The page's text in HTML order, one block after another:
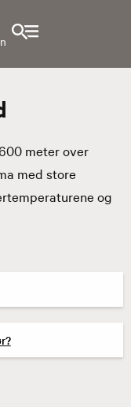
meter over
med store
og